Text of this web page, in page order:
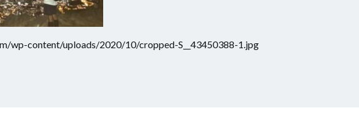
wp-content/uploads/2020/10/cropped-S__43450388-1.jpg